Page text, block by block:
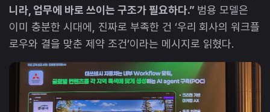
니라, 업무에 바로 쓰이는 구조가 필요하다.” 범용 모델은
이미 충분한 시대에, 진짜로 부족한 건 ‘우리 회사의 워크플
로우와 결을 맞춘 제약 조건’이라는 메시지로 읽혔다.